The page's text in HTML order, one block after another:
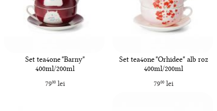
Set tea4one "Barny"
400ml/200ml
7900lei
Set tea4one "Orhidee" alb roz
400ml/200ml
7900lei